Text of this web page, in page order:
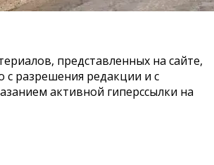
представленных на сайте,
с разрешения редакции и с
активной гиперссылки на